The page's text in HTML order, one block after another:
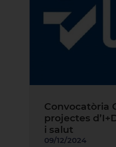
Convocatòria
projectes
i salut
09/12/2024